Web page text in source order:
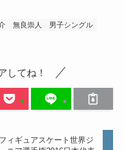
無良崇人
男子シングル
してね！
フィギュアスケート世界ジ